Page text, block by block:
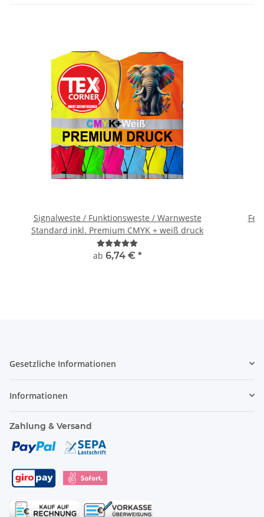
Signalweste / Funktionsweste / Warnweste
Standard inkl. Premium CMYK + weiß druck
ab 6,74 € *
Gesetzliche Informationen
Informationen
Zahlung & Versand